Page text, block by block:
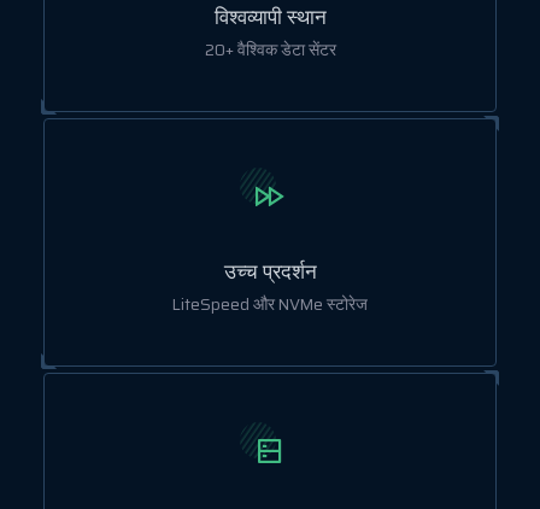
विश्वव्यापी स्थान
20+ वैश्विक डेटा सेंटर
उच्च प्रदर्शन
LiteSpeed और NVMe स्टोरेज